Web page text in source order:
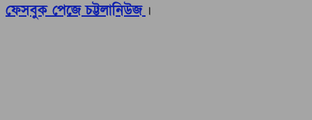
ফেসবুক পেজে চট্টলানিউজ ।